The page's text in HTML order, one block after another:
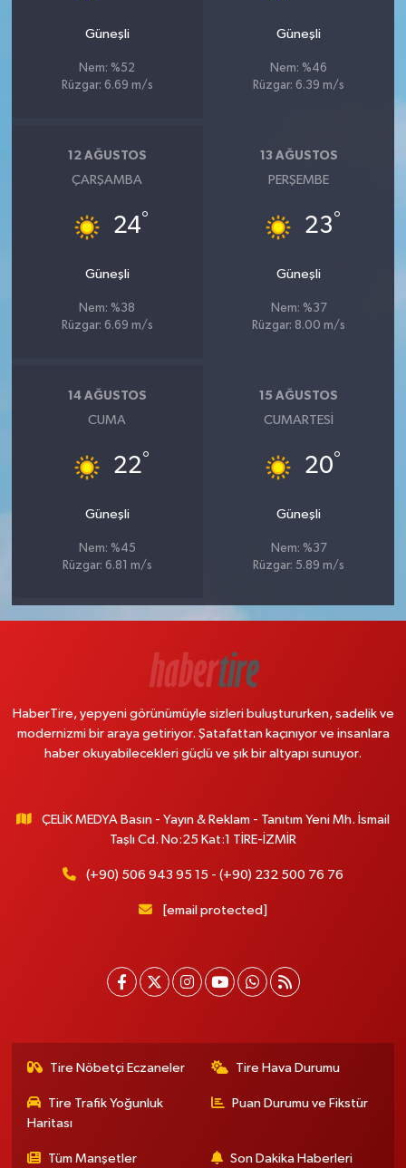
Güneşli
Nem: %52
Rüzgar: 6.69 m/s
Güneşli
Nem: %46
Rüzgar: 6.39 m/s
12 AĞUSTOS
ÇARŞAMBA
24°
Güneşli
Nem: %38
Rüzgar: 6.69 m/s
13 AĞUSTOS
PERŞEMBE
23°
Güneşli
Nem: %37
Rüzgar: 8.00 m/s
14 AĞUSTOS
CUMA
22°
Güneşli
Nem: %45
Rüzgar: 6.81 m/s
15 AĞUSTOS
CUMARTESI
20°
Güneşli
Nem: %37
Rüzgar: 5.89 m/s
HaberTire, yepyeni görünümüyle sizleri buluştururken, sadelik ve
modernizmi bir araya getiriyor. Şatafattan kaçınıyor ve insanlara
haber okuyabilecekleri güçlü ve şık bir altyapı sunuyor.
ÇELİK MEDYA Basın - Yayın & Reklam - Tanıtım Yeni Mh. İsmail
Taşlı Cd. No:25 Kat:1 TİRE-İZMİR
(+90) 506 943 95 15 - (+90) 232 500 76 76
[email protected]
Tire Nöbetçi Eczaneler Tire Hava Durumu
Tire Trafik Yoğunluk
Haritası
Puan Durumu ve Fikstür
Tüm Manşetler Son Dakika Haberleri